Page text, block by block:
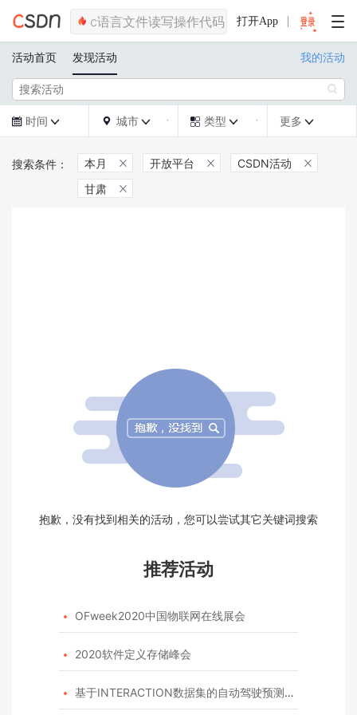
打开App
活动首页 发现活动 我的活动

 时间   城市   类型  更多 
本月  开放平台  CSDN活动 
甘肃 
抱歉，没有找到相关的活动，您可以尝试其它关键词搜索
推荐活动
 OFweek2020中国物联网在线展会
 2020软件定义存储峰会
 基于INTERACTION数据集的自动驾驶预测模型挑战赛